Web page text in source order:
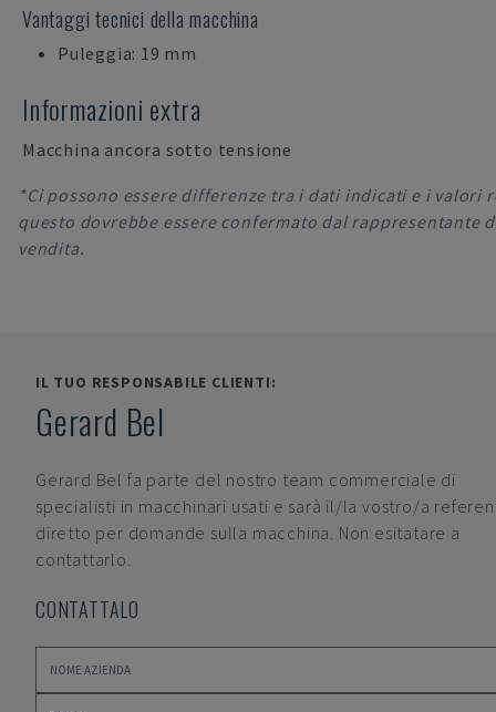
Vantaggi tecnici della macchina
Puleggia: 19 mm
Informazioni extra
Macchina ancora sotto tensione
*Ci possono essere differenze tra i dati indicati e i valori
questo dovrebbe essere confermato dal rappresentante
vendita.
IL TUO RESPONSABILE CLIENTI:
Gerard Bel
Gerard Bel fa parte del nostro team commerciale di
specialisti in macchinari usati e sarà il/la vostro/a
diretto per domande sulla macchina. Non esitatare a
contattarlo.
CONTATTALO